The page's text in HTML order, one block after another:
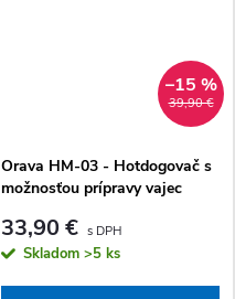
39,90 €
–15 %
Orava HM-03 - Hotdogovač s
možnosťou prípravy vajec
33,90 €
Skladom >5 ks